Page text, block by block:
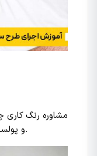
مشاوره رنگ کاری
و پولساز و البته بکر این حیطه می تواند باشد.